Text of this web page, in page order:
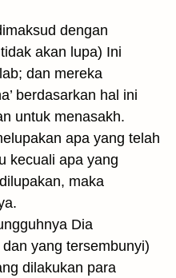
dengan
akan lupa) Ini
dan mereka
berdasarkan hal ini
untuk menasakh.
apa yang telah
kecuali apa yang
maka
Dia
yang tersembunyi)
dilakukan para